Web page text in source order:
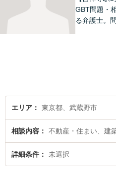
GBT問題・
る弁護士。
エリア 東京都、武蔵野市
相談内容 不動産・住まい、建
詳細条件 未選択